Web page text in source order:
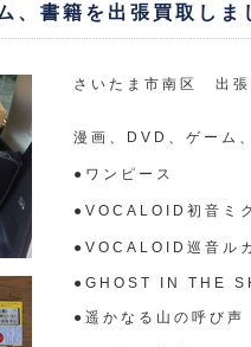
、書籍を出張買取しま
さいたま市南区 出張
漫画、DVD、ゲーム
●ワンピース
●VOCALOID初音ミク
●VOCALOID巡音ルカ
●GHOST IN THE
●遥かなる山の呼び声